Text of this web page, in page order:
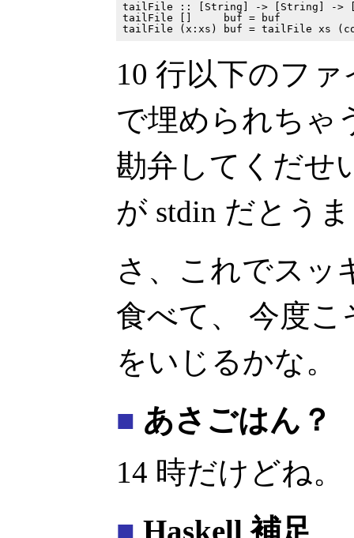
tailFile :: [String] -> [String] ->
tailFile []     buf = buf
10 行以下のフ
で埋められちゃ
勘弁してくだせ
が stdin だとう
さ、これでスッ
食べて、 今度こ
をいじるかな。
■ あさごはん？
14 時だけどね。
■ Haskell 補足